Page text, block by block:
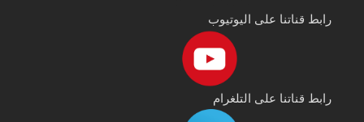
رابط قناتنا على اليوتيوب
رابط قناتنا على التلغرام